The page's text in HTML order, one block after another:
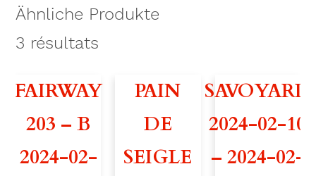
U
A
O
N
S
Ähnliche Produkte
3 résultats
FAIRWAY
203 – B
2024-02-
PAIN
DE
SEIGLE
SAVOYARD
2024-02-10
– 2024-02-